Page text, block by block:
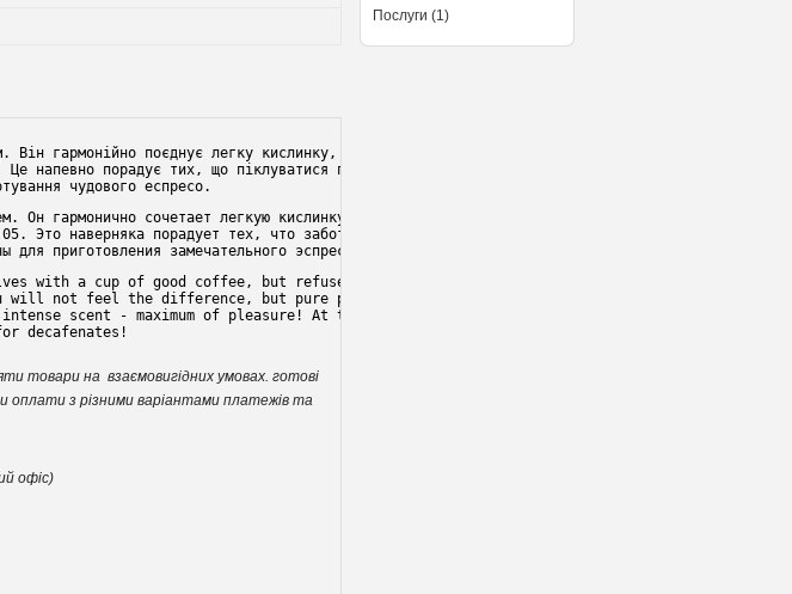
Послуги (1)
Він гармонійно поєднує легку кислинку, пікантну
напевно порадує тих, що піклуватися про здоров'я
чудового еспресо.
Он гармонично сочетает легкую кислинку, пикантную
Это наверняка порадует тех, что заботиться о
для приготовления замечательного эспрессо.
with a cup of good coffee, but refused caffeine!
will not feel the difference, but pure pleasure.
scent - maximum of pleasure! At the same time,
decafenates!
товари на взаємовигідних умовах. готові
оплати з різними варіантами платежів та
офіс)